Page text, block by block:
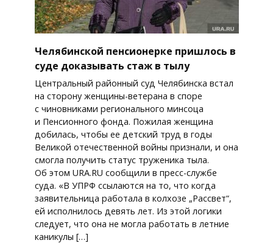
Челябинской пенсионерке пришлось в
суде доказывать стаж в тылу
Центральный районный суд Челябинска встал
на сторону женщины-ветерана в споре
с чиновниками регионального минсоца
и Пенсионного фонда. Пожилая женщина
добилась, чтобы ее детский труд в годы
Великой отечественной войны признали, и она
смогла получить статус труженика тыла.
Об этом URA.RU сообщили в пресс-службе
суда. «В УПРФ ссылаются на то, что когда
заявительница работала в колхозе „Рассвет“,
ей исполнилось девять лет. Из этой логики
следует, что она не могла работать в летние
каникулы […]